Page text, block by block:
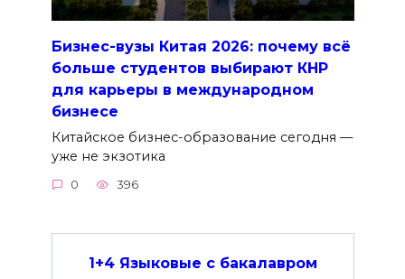
Бизнес-вузы Китая 2026: почему всё
больше студентов выбирают КНР
для карьеры в международном
бизнесе
Китайское бизнес-образование сегодня —
уже не экзотика
0 396
1+4 Языковые с бакалавром